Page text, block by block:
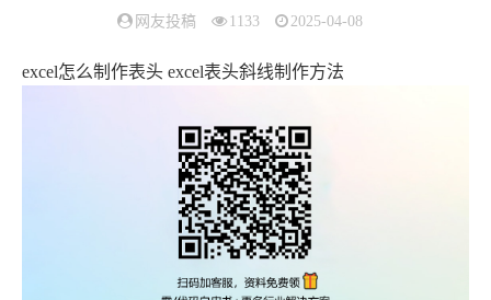
网友投稿 1133 2025-04-08
excel怎么制作表头 excel表头斜线制作方法